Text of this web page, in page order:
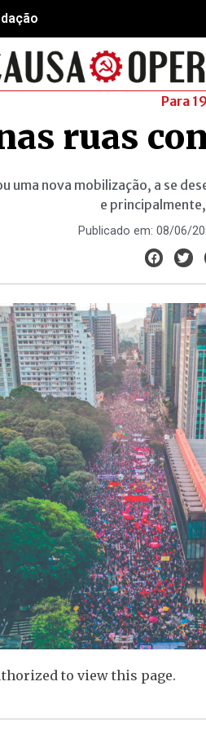
Para
ruas
uma nova mobilização, a se
e
Publicado em: 08/06/
to view this page.